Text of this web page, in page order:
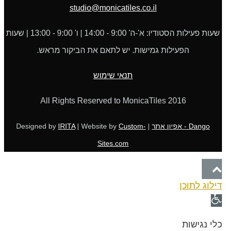
studio@monicatiles.co.il
שעות פעילות הסטודיו: א'-ה' 9:00 - 14:00 | ו' 9:00 - 13:00 | שעות
הפעילות גמישות. יש לתאם את הביקור מראש.
תנאי שימוש
All Rights Reserved to MonicaTiles 2016
Dango - אפיון אתר | Designed by
IRITA| Website by Custom-
Sites.com
לראש
העמוד
דילוג לתוכן
פתח
כלי נגישות